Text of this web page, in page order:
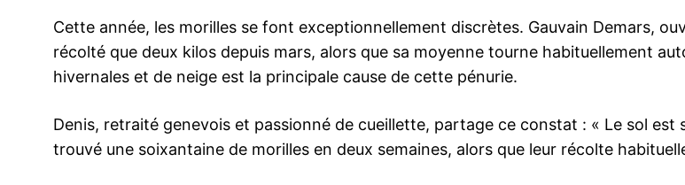
Cette année, les morilles se font exceptionnellement discrètes. Gauvain Demars,
récolté que deux kilos depuis mars, alors que sa moyenne tourne habituellement
hivernales et de neige est la principale cause de cette pénurie.
Denis, retraité genevois et passionné de cueillette, partage ce constat : « Le sol est
trouvé une soixantaine de morilles en deux semaines, alors que leur récolte